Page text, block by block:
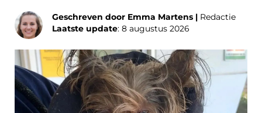
Geschreven door Emma Martens | Redactie
Laatste update: 8 augustus 2026